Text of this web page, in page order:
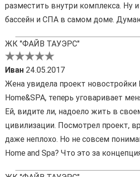
разместить внутри комплекса. Ну
бассейн и СПА в самом доме.
ЖК "ФАЙВ ТАУЭРС"
Иван 24.05.2017
Жена увидела проект новостройки
Home&SPA, теперь уговаривает
Ей, видите ли, надоело жить в
цивилизации. Посмотрел проект,
даже неплохо. Но не совсем
Home and Spa? Что это за